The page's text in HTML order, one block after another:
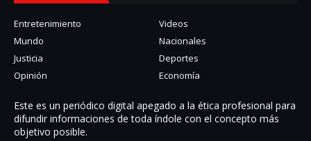
Entretenimiento
Videos
Mundo
Nacionales
Justicia
Deportes
Opinión
Economía
Este es un periódico digital apegado a la ética profesional para
difundir informaciones de toda í­ndole con el concepto más
objetivo posible.